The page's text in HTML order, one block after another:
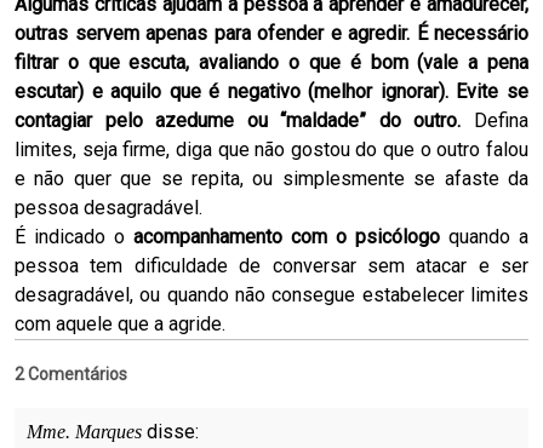
outras servem apenas para ofender e agredir. É necessário
filtrar o que escuta, avaliando o que é bom (vale a pena
escutar) e aquilo que é negativo (melhor ignorar). Evite se
contagiar pelo azedume ou “maldade” do outro. Defina
limites, seja firme, diga que não gostou do que o outro falou
e não quer que se repita, ou simplesmente se afaste da
pessoa desagradável.
É indicado o acompanhamento com o psicólogo quando a
pessoa tem dificuldade de conversar sem atacar e ser
desagradável, ou quando não consegue estabelecer limites
com aquele que a agride.
2 Comentários
Mme. Marques disse: